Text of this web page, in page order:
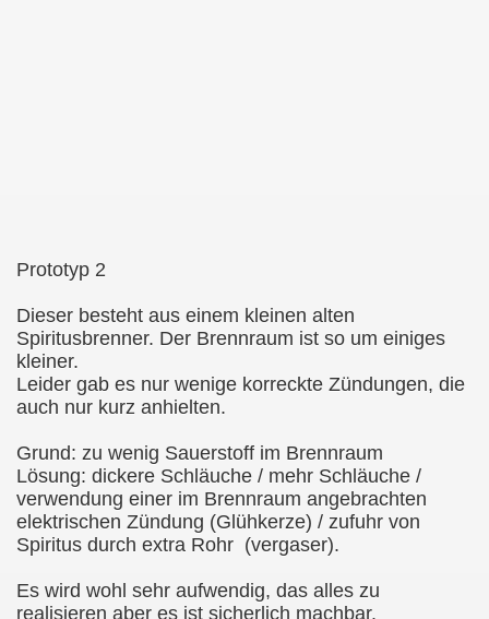
Prototyp 2
Dieser besteht aus einem kleinen alten
Spiritusbrenner. Der Brennraum ist so um einiges
kleiner.
Leider gab es nur wenige korreckte Zündungen, die
auch nur kurz anhielten.
Grund: zu wenig Sauerstoff im Brennraum
Lösung: dickere Schläuche / mehr Schläuche /
verwendung einer im Brennraum angebrachten
elektrischen Zündung (Glühkerze) / zufuhr von
Spiritus durch extra Rohr (vergaser).
Es wird wohl sehr aufwendig, das alles zu
realisieren aber es ist sicherlich machbar.